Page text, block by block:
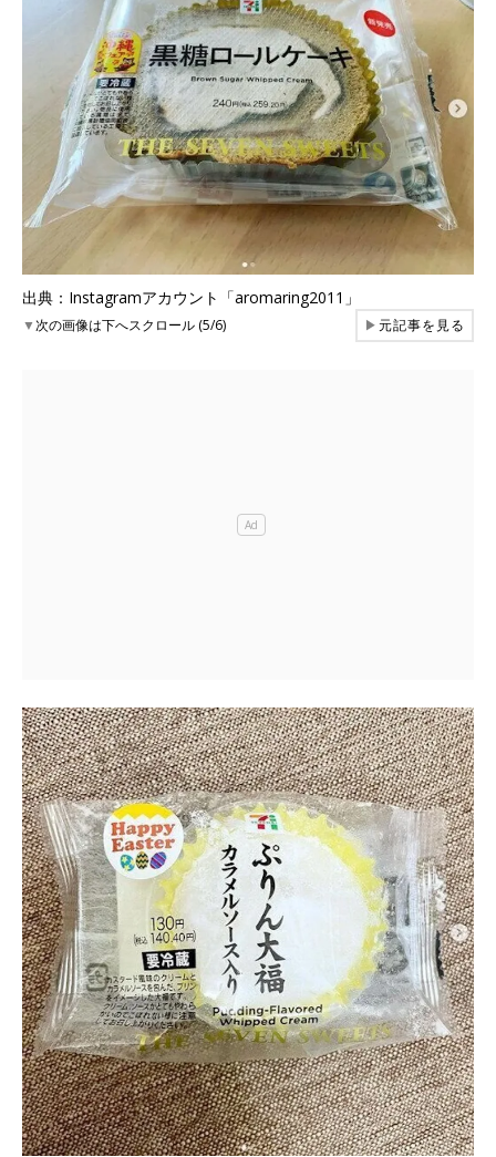
出典：Instagramアカウント「aromaring2011」
▼次の画像は下へスクロール (5/6) ▶元記事を見る